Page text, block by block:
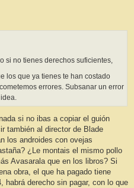
si no tienes derechos suficientes,
los que ya tienes te han costado
errores. Subsanar un error
si no ibas a copiar el guión
también al director de Blade
los androides con ovejas
¿Le montais el mismo pollo
Avasarala que en los libros? Si
obra, el que ha pagado tiene
habrá derecho sin pagar, con lo que